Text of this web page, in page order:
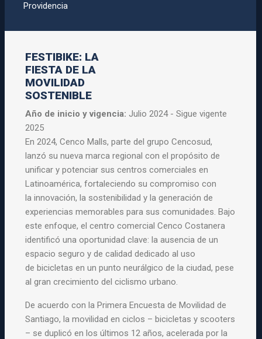
Providencia
FESTIBIKE: LA
FIESTA DE LA
MOVILIDAD
SOSTENIBLE
Año de inicio y vigencia:Julio 2024 - Sigue vigente
2025
En 2024, Cenco Malls, parte del grupo Cencosud,
lanzó su nueva marcaregional con el propósito de
unificar y potenciar sus centroscomerciales en
Latinoamérica, fortaleciendo su compromiso con
lainnovación, la sostenibilidad y la generación de
experienciasmemorables para sus comunidades. Bajo
este enfoque, el centrocomercial Cenco Costanera
identificó una oportunidad clave: laausencia de un
espacio seguro y de calidad dedicado al uso
debicicletas en un punto neurálgico de la ciudad, pese
al grancrecimiento del ciclismo urbano.
De acuerdo con la Primera Encuesta de Movilidad de
Santiago, lamovilidad en ciclos – bicicletas y scooters
– se duplicó en losúltimos 12 años, acelerada por la